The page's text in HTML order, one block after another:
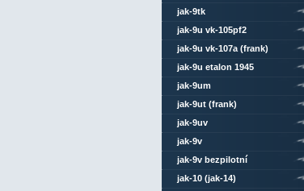
jak-9tk
jak-9u vk-105pf2
jak-9u vk-107a (frank)
jak-9u etalon 1945
jak-9um
jak-9ut (frank)
jak-9uv
jak-9v
jak-9v bezpilotní
jak-10 (jak-14)